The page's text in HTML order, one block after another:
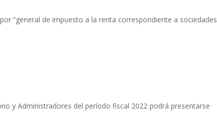
“general de impuesto a la renta correspondiente a sociedades
y Administradores del período fiscal 2022 podrá presentarse